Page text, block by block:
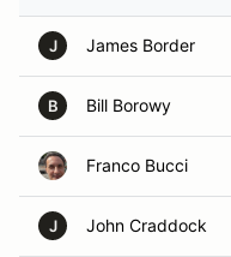
J James Border
B Bill Borowy
Franco Bucci
J John Craddock